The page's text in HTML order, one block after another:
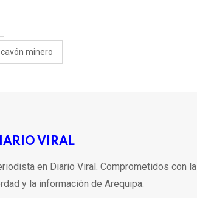
minero
VIRAL
en Diario Viral. Comprometidos con la
y la información de Arequipa.